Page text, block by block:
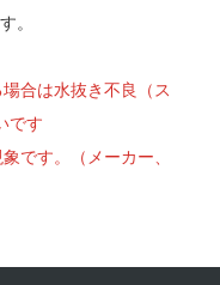
。
合は水抜き不良（ス
です
です。（メーカー、